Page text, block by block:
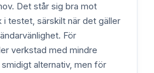
Det står sig bra mot
i testet, särskilt när det gäller
För
verkstad med mindre
alternativ, men för